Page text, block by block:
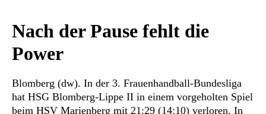
Nach der Pause fehlt die
Power
Blomberg (dw). In der 3. Frauenhandball-Bundesliga
hat HSG Blomberg-Lippe II in einem vorgeholten Spiel
beim HSV Marienberg mit 21:29 (14:10) verloren. In